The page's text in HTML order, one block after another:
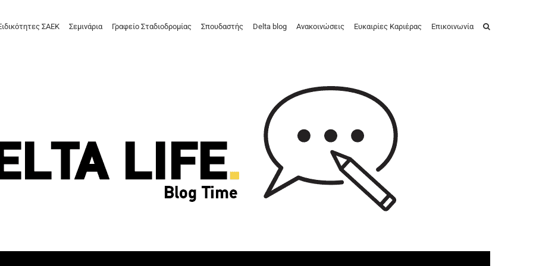
ΣΑΕΚ Σεμινάρια Γραφείο Σταδιοδρομίας Σπουδαστής Delta blog Ανακοινώσεις Ευκαιρίες Καριέρας Επικοινωνία